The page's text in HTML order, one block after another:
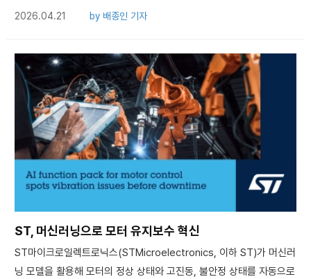
2026.04.21 by 배종인 기자
ST, 머신러닝으로 모터 유지보수 혁신
ST마이크로일렉트로닉스(STMicroelectronics, 이하 ST)가 머신러
닝 모델을 활용해 모터의 정상 상태와 고진동, 불안정 상태를 자동으로